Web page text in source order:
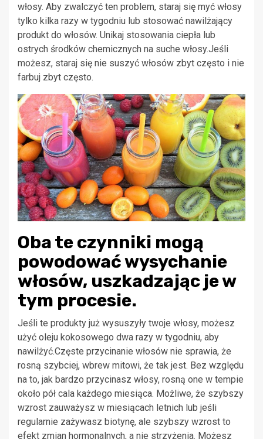
włosy. Aby zwalczyć ten problem, staraj się myć włosy
tylko kilka razy w tygodniu lub stosować nawilżający
produkt do włosów. Unikaj stosowania ciepła lub
ostrych środków chemicznych na suche włosy.Jeśli
możesz, staraj się nie suszyć włosów zbyt często i nie
farbuj zbyt często.
Oba te czynniki mogą
powodować wysychanie
włosów, uszkadzając je w
tym procesie.
Jeśli te produkty już wysuszyły twoje włosy, możesz
użyć oleju kokosowego dwa razy w tygodniu, aby
nawilżyć.Częste przycinanie włosów nie sprawia, że ​​
rosną szybciej, wbrew mitowi, że tak jest. Bez względu
na to, jak bardzo przycinasz włosy, rosną one w tempie
około pół cala każdego miesiąca. Możliwe, że szybszy
wzrost zauważysz w miesiącach letnich lub jeśli
regularnie zażywasz biotynę, ale szybszy wzrost to
efekt zmian hormonalnych, a nie strzyżenia. Możesz